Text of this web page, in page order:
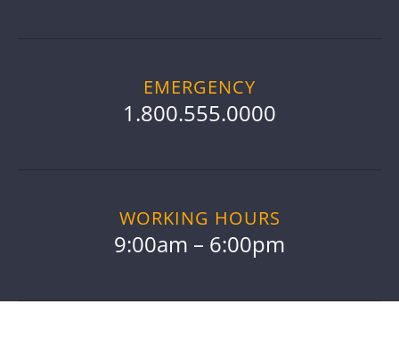
EMERGENCY
1.800.555.0000
WORKING HOURS
9:00am – 6:00pm